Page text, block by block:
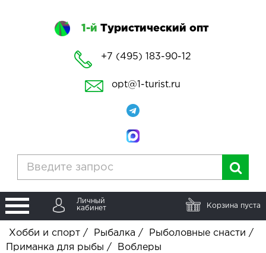
1-й Туристический опт
+7 (495) 183-90-12
opt@1-turist.ru
Личный
кабинет
Корзина пуста
Хобби и спорт / Рыбалка / Рыболовные снасти /
Приманка для рыбы / Воблеры